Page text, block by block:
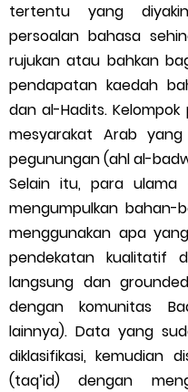
tertentu yang
persoalan bahasa
rujukan atau bahkan
pendapatan kaedah
dan al-Hadits.
mesyarakat Arab
pegunungan (ahl al-
Selain itu, para ulama
mengumpulkan bahan-
menggunakan apa
pendekatan kualitatif
langsung dan
dengan komunitas
lainnya). Data yang
diklasifikasi, kemudian
(taq’id) dengan